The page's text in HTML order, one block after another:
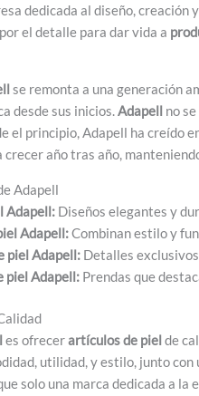
dedicada al diseño, creación
el detalle para dar vida a
se remonta a una generación
desde sus inicios.Adapell no
el principio, Adapell ha creído
crecer año tras año,
Adapell
Adapell: Diseños elegantes y
Adapell:Combinan estilo y
piel Adapell: Detalles
piel Adapell: Prendas que
es ofrecerartículos de pielde
utilidad, y estilo, junto
solo una marca dedicada a la